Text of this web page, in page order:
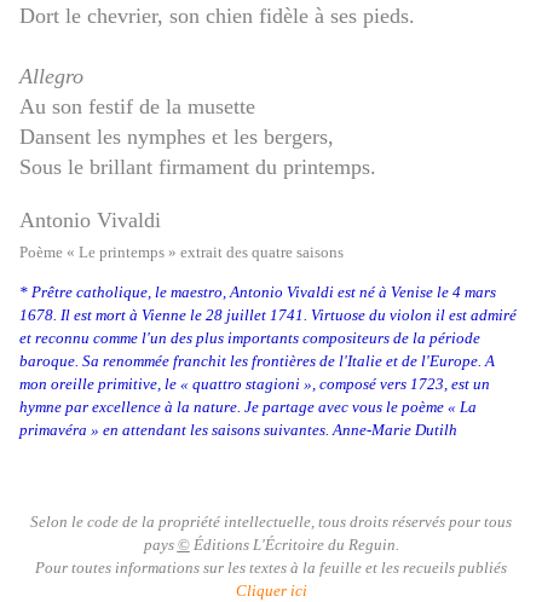
Dort le chevrier, son chien fidèle à ses pieds.
Allegro
Au son festif de la musette
Dansent les nymphes et les bergers,
Sous le brillant firmament du printemps.
Antonio Vivaldi
Poème « Le printemps » extrait des quatre saisons
* Prêtre catholique, le maestro, Antonio Vivaldi est né à Venise le 4 mars
1678. Il est mort à Vienne le 28 juillet 1741. Virtuose du violon il est admiré
et reconnu comme l'un des plus importants compositeurs de la période
baroque. Sa renommée franchit les frontières de l'Italie et de l'Europe. A
mon oreille primitive, le « quattro stagioni », composé vers 1723, est un
hymne par excellence à la nature. Je partage avec vous le poème « La
primavéra » en attendant les saisons suivantes. Anne-Marie Dutilh
Selon le code de la propriété intellectuelle, tous droits réservés pour tous
pays ©Éditions L'Écritoire du Reguin.
Pour toutes informations sur les textes à la feuille et les recueils publiés
Cliquer ici